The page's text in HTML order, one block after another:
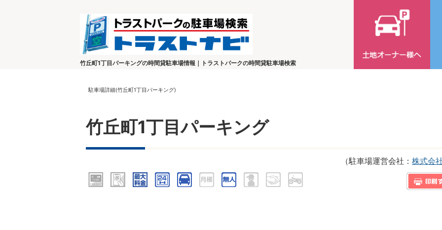
竹丘町1丁目パーキングの時間貸駐車場情報｜トラストパークの時間貸駐車場検索
駐車場詳細(竹丘町1丁目パーキング)
竹丘町1丁目パーキング
（駐車場運営会社： 株式会